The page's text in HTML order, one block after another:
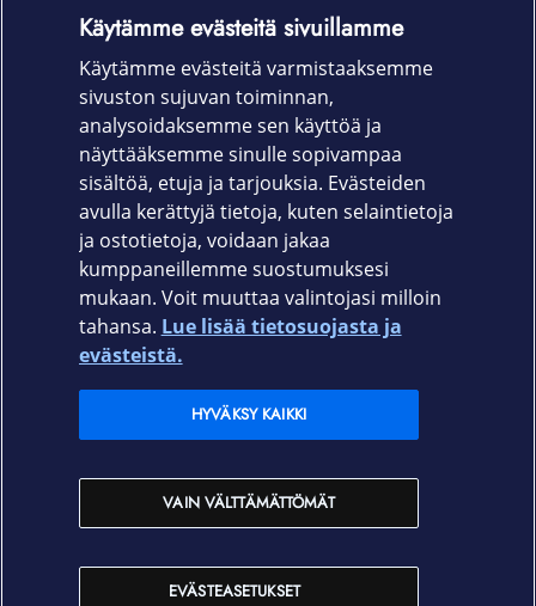
vaivattoman kiinnityksen ilman ilmakuplia. Valitse
OnePlus 13R Screen Protector ja pidä puhelimesi
näyttö uudenveroisena.
Tuotekoodi
5431101879
Elisa.fi
Elisan myymälät
Käytämme evästeitä sivuillamme
Käytämme evästeitä varmistaaksemme
sivuston sujuvan toiminnan,
analysoidaksemme sen käyttöä ja
näyttääksemme sinulle sopivampaa
sisältöä, etuja ja tarjouksia. Evästeiden
avulla kerättyjä tietoja, kuten selaintietoja
ja ostotietoja, voidaan jakaa
kumppaneillemme suostumuksesi
mukaan. Voit muuttaa valintojasi milloin
tahansa. Lue lisää tietosuojasta ja
evästeistä.
EVÄSTEASETUKSET
VAIN VÄLTTÄMÄTTÖMÄT
HYVÄKSY KAIKKI